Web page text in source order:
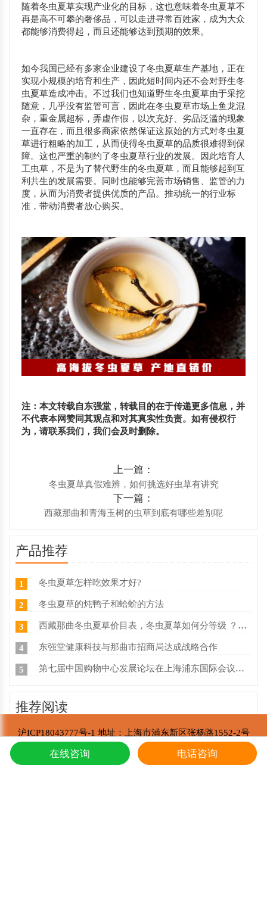
随着冬虫夏草实现产业化的目标，这也意味着冬虫夏草不
再是高不可攀的奢侈品，可以走进寻常百姓家，成为大众
都能够消费得起，而且还能够达到预期的效果。
如今我国已经有多家企业建设了冬虫夏草生产基地，正在
实现小规模的培育和生产，因此短时间内还不会对野生冬
虫夏草造成冲击。不过我们也知道野生冬虫夏草由于采挖
随意，几乎没有监管可言，因此在冬虫夏草市场上鱼龙混
杂，重金属超标，弄虚作假，以次充好、劣品泛滥的现象
一直存在，而且很多商家依然保证这原始的方式对冬虫夏
草进行粗略的加工，从而使得冬虫夏草的品质很难得到保
障。这也严重的制约了冬虫夏草行业的发展。因此培育人
工虫草，不是为了替代野生的冬虫夏草，而且能够起到互
利共生的发展需要。同时也能够完善市场销售、监管的力
度，从而为消费者提供优质的产品。推动统一的行业标
准，带动消费者放心购买。
注：本文转载自东强堂，转载目的在于传递更多信息，并
不代表本网赞同其观点和对其真实性负责。如有侵权行
为，请联系我们，我们会及时删除。
上一篇：
冬虫夏草真假难辨，如何挑选好虫草有讲究
下一篇：
西藏那曲和青海玉树的虫草到底有哪些差别呢
产品推荐
1 冬虫夏草怎样吃效果才好?
2 冬虫夏草的炖鸭子和蛤蚧的方法
3 西藏那曲冬虫夏草价目表，冬虫夏草如何分等级 ？什么价
4 东强堂健康科技与那曲市招商局达成战略合作
5 第七届中国购物中心发展论坛在上海浦东国际会议中心成功举办
推荐阅读
1 冬虫夏草的炖鸭子和蛤蚧的方法
东强堂健康科技与那曲市招商局达成战略合
沪ICP18043777号-1 地址：上海市浦东新区张杨路1552-2号
东强堂健康科技有限公司 版权所有
Copyright © 2002-2021
在线咨询 电话咨询